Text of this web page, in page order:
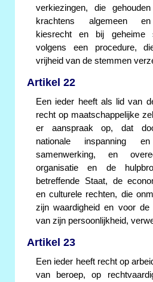
verkiezingen, die
krachtens algemeen en
kiesrecht en bij geheime
volgens een procedure,
vrijheid van de stemmen
Artikel 22
Een ieder heeft als lid van
recht op maatschappelijke
er aanspraak op, dat
nationale inspanning en
samenwerking, en
organisatie en de
betreffende Staat, de
en culturele rechten, die
zijn waardigheid en voor de
van zijn persoonlijkheid,
Artikel 23
Een ieder heeft recht op
van beroep, op